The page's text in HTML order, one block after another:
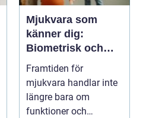
Mjukvara som
känner dig:
Biometrisk och
beteendedriven
personalisering
Framtiden för
mjukvara handlar inte
längre bara om
funktioner och